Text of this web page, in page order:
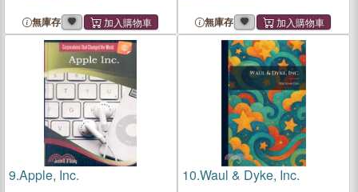
無庫存 無庫存
9.Apple, Inc. 10.Waul & Dyke, Inc.